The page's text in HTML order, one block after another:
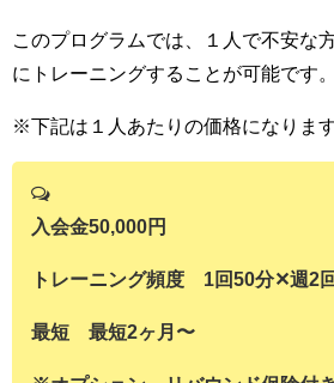
このプログラムでは、１人で不安な
にトレーニングすることが可能です。
※下記は１人あたりの価格になります
入会金50,000円
トレーニング頻度 1回50分✕週2回
最短 最短2ヶ月〜